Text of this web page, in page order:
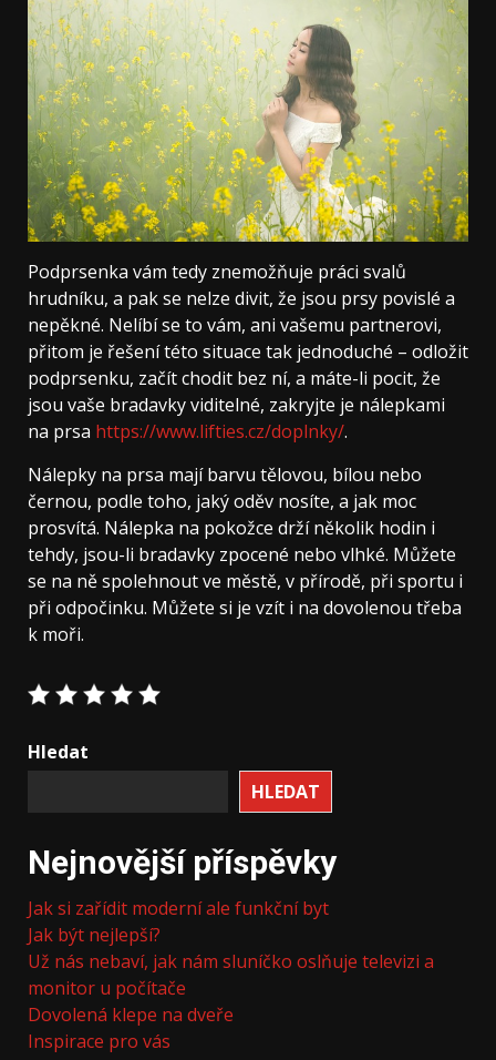
Podprsenka vám tedy znemožňuje práci svalů
hrudníku, a pak se nelze divit, že jsou prsy povislé a
nepěkné. Nelíbí se to vám, ani vašemu partnerovi,
přitom je řešení této situace tak jednoduché – odložit
podprsenku, začít chodit bez ní, a máte-li pocit, že
jsou vaše bradavky viditelné, zakryjte je nálepkami
na prsa https://www.lifties.cz/doplnky/.
Nálepky na prsa mají barvu tělovou, bílou nebo
černou, podle toho, jaký oděv nosíte, a jak moc
prosvítá. Nálepka na pokožce drží několik hodin i
tehdy, jsou-li bradavky zpocené nebo vlhké. Můžete
se na ně spolehnout ve městě, v přírodě, při sportu i
při odpočinku. Můžete si je vzít i na dovolenou třeba
k moři.
Hledat
HLEDAT
Nejnovější příspěvky
Jak si zařídit moderní ale funkční byt
Jak být nejlepší?
Už nás nebaví, jak nám sluníčko oslňuje televizi a
monitor u počítače
Dovolená klepe na dveře
Inspirace pro vás